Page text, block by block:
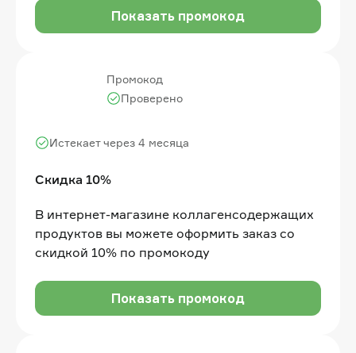
Показать промокод
Промокод
Скидка 10%
Истекает через 4 месяца
Проверено
В интернет-магазине коллагенсодержащих
продуктов вы можете оформить заказ со
скидкой 10% по промокоду
Показать промокод